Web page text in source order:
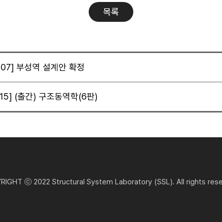
목록
부성역 설계안 확정
(출간) 구조동역학(6판)
ⓒ 2022 Structural System Laboratory (SSL). All rights